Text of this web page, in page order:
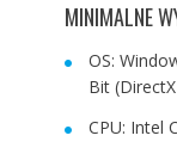
MINIMALNE
OS:
Bit
CPU: Intel